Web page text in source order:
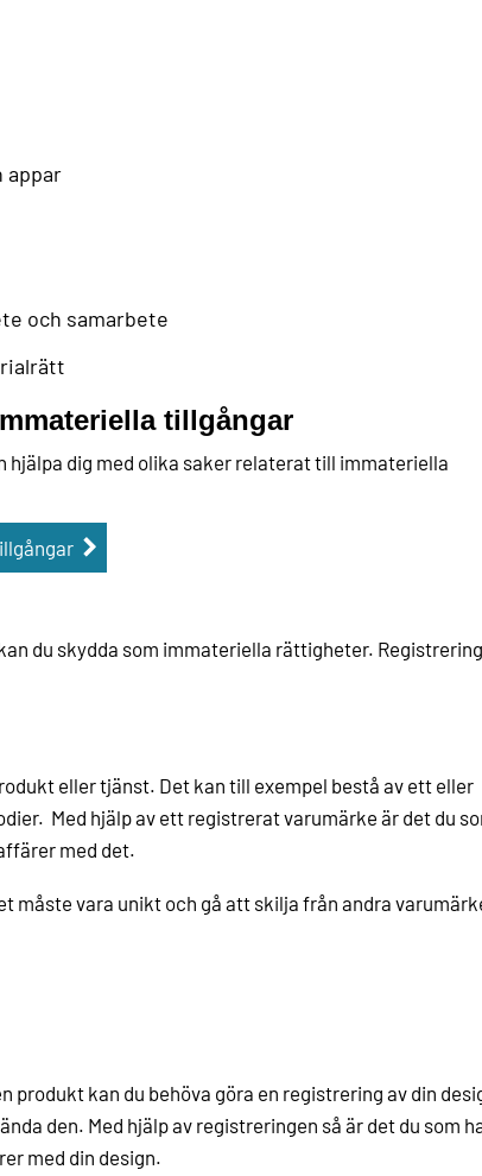
appar
och samarbete
tillgångar
hjälpa dig med olika saker relaterat till immateriella
du skydda som immateriella rättigheter.
eller tjänst. Det kan till exempel bestå av ett eller
Med hjälp av ett registrerat varumärke är det du
med det.
måste vara unikt och gå att skilja från andra
produkt kan du behöva göra en registrering av din
den. Med hjälp av registreringen så är det du som
med din design.